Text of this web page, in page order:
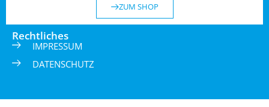
ZUM SHOP
Rechtliches
IMPRESSUM
DATENSCHUTZ